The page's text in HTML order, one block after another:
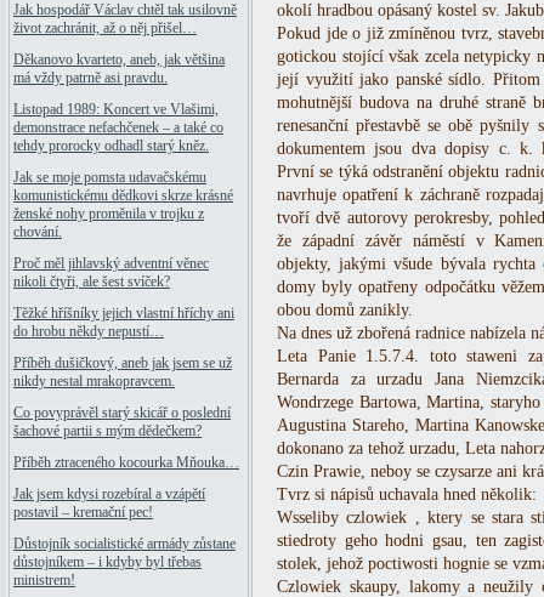
Jak hospodář Václav chtěl tak usilovně
život zachránit, až o něj přišel…
Děkanovo kvarteto, aneb, jak většina
má vždy patrně asi pravdu.
Listopad 1989: Koncert ve Vlašimi,
demonstrace nefachčenek – a také co
tehdy prorocky odhadl starý kněz.
Jak se moje pomsta udavačskému
komunistickému dědkovi skrze krásné
ženské nohy proměnila v trojku z
chování.
Proč měl jihlavský adventní věnec
nikoli čtyři, ale šest svíček?
Těžké hříšníky jejich vlastní hříchy ani
do hrobu někdy nepustí…
Příběh dušičkový, aneb jak jsem se už
nikdy nestal mrakopravcem.
Co povyprávěl starý skicář o poslední
šachové partii s mým dědečkem?
Příběh ztraceného kocourka Mňouka…
Jak jsem kdysi rozebíral a vzápětí
postavil – kremační pec!
Důstojník socialistické armády zůstane
důstojníkem – i kdyby byl třebas
ministrem!
okolí hradbou opásaný kostel sv.
Pokud jde o již zmíněnou tvrz,
gotickou stojící však zcela netypicky
její využití jako panské sídlo. Přitom
mohutnější budova na druhé straně
renesanční přestavbě se obě
dokumentem jsou dva dopisy c. k.
První se týká odstranění objektu
navrhuje opatření k záchraně
tvoří dvě autorovy perokresby,
že západní závěr náměstí v
objekty, jakými všude bývala
domy byly opatřeny odpočátku
obou domů zanikly.
Na dnes už zbořená radnice nabízela
Leta Panie 1.5.7.4. toto staweni
Bernarda za urzadu Jana
Wondrzege Bartowa, Martina,
Augustina Stareho, Martina
dokonano za tehož urzadu, Leta
Czin Prawie, neboy se czysarze ani
Tvrz si nápisů uchavala hned několik:
Wsseliby czlowiek , ktery se stara
stiedroty geho hodni gsau, ten
stolek, jehož poctiwosti hognie se
Czlowiek skaupy, lakomy a